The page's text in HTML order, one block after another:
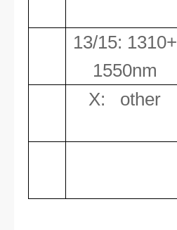
13/15: 1310+
1550nm
X: other